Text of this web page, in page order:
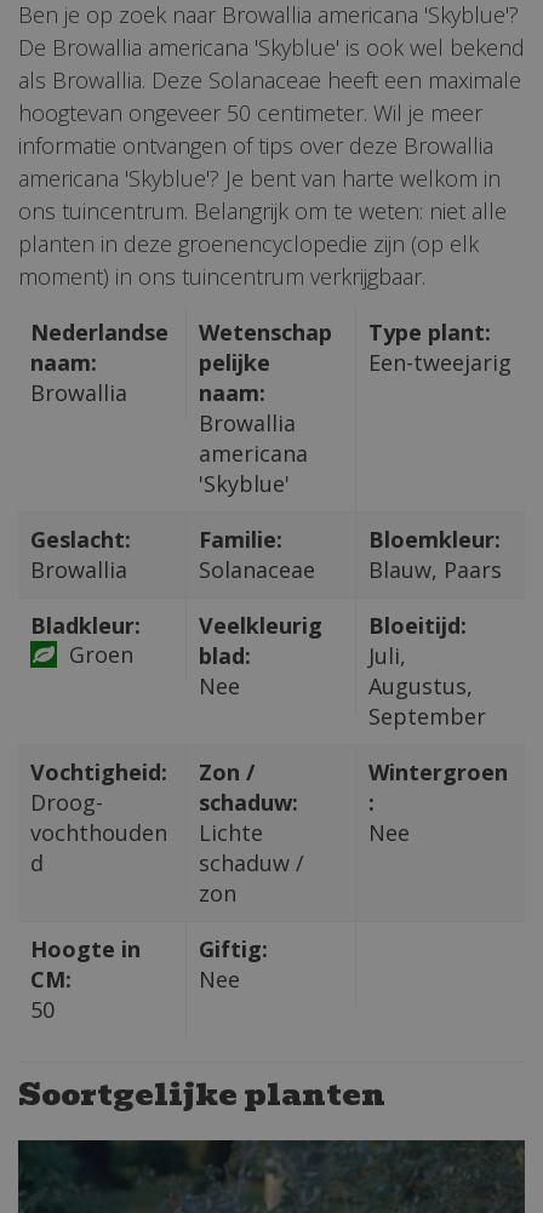
Ben je op zoek naar Browallia americana 'Skyblue'?
De Browallia americana 'Skyblue' is ook wel bekend
als Browallia. Deze Solanaceae heeft een maximale
hoogtevan ongeveer 50 centimeter. Wil je meer
informatie ontvangen of tips over deze Browallia
americana 'Skyblue'? Je bent van harte welkom in
ons tuincentrum. Belangrijk om te weten: niet alle
planten in deze groenencyclopedie zijn (op elk
moment) in ons tuincentrum verkrijgbaar.
Nederlandse
naam:
Browallia
Wetenschap
pelijke
naam:
Browallia
americana
'Skyblue'
Type plant:
Een-tweejarig
Geslacht:
Browallia
Familie:
Solanaceae
Bloemkleur:
Blauw, Paars
Bladkleur:
Groen
Veelkleurig
blad:
Nee
Bloeitijd:
Juli,
Augustus,
September
Vochtigheid:
Droog-
vochthouden
d
Zon /
schaduw:
Lichte
schaduw /
zon
Wintergroen
:
Nee
Hoogte in
CM:
50
Giftig:
Nee
Soortgelijke planten